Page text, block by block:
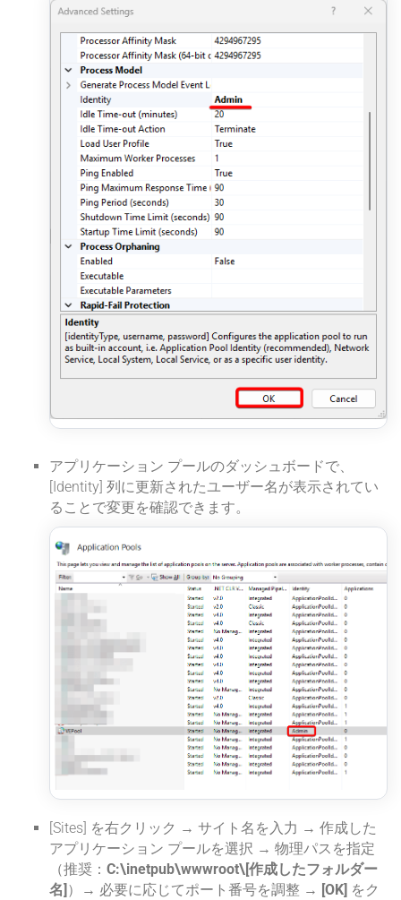
アプリケーション プールのダッシュボードで、
[Identity] 列に更新されたユーザー名が表示されてい
ることで変更を確認できます。
[Sites] を右クリック → サイト名を入力 → 作成した
アプリケーション プールを選択 → 物理パスを指定
（推奨： C:\inetpub\wwwroot\[作成したフォルダー
名] ）→ 必要に応じてポート番号を調整 → [OK] をク